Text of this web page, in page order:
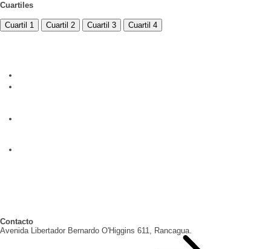
Cuartiles
Cuartil 1 Cuartil 2 Cuartil 3 Cuartil 4
Contacto
Avenida Libertador Bernardo O'Higgins 611, Rancagua.